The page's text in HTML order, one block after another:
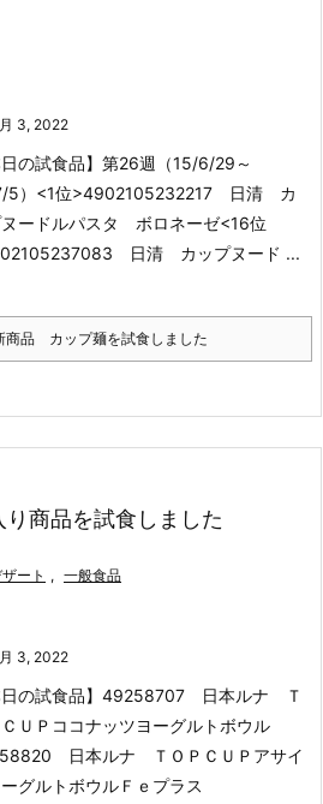
3, 2022
日の試食品】第26週（15/6/29～
） <1位>4902105232217 日清 カ
ヌードルパスタ ボロネーゼ<16位
日清 カップヌード ...
商品 カップ麺を試食しました
商品を試食しました
ート , 一般食品
3, 2022
日の試食品】 49258707 日本ルナ Ｔ
ＣＵＰココナッツヨーグルトボウル
日本ルナ ＴＯＰＣＵＰアサイ
グルトボウルＦｅプラス